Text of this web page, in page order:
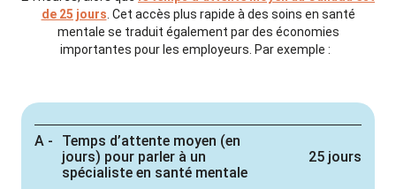
Temps d’attente moyen (en
jours) pour parler à un
spécialiste en santé mentale
25 jours
de 25 jours. Cet accès plus rapide à des soins en santé
mentale se traduit également par des économies
importantes pour les employeurs. Par exemple :